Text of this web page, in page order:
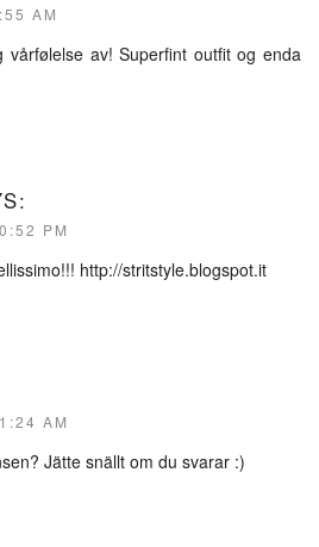
AM
vårfølelse av! Superfint outfit og enda
PM
http://stritstyle.blogspot.it
AM
Jätte snällt om du svarar :)